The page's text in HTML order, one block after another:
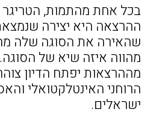
בכל אחת מהתמות,
ההרצאה היא יצירה
שהאירה את הסוגה שלה
מהווה איזה שיא של
מההרצאות יפתח הדיון
הרוחני האינטלקטואלי
ישראלים.